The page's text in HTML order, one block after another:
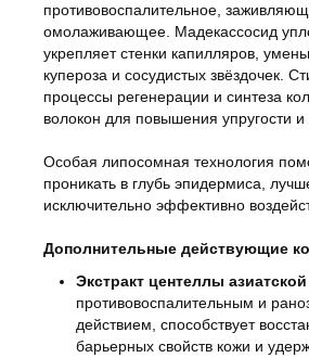
противовоспалительное,
омолаживающее. Мадекассосид
укрепляет стенки капилляров,
купероза и сосудистых звёздочек.
процессы регенерации и синтеза
волокон для повышения упругости и
Особая липосомная технология
проникать в глубь эпидермиса,
исключительно эффективно
Дополнительные действующие
Экстракт центеллы азиатской
противовоспалительным и
действием, способствует
барьерных свойств кожи и